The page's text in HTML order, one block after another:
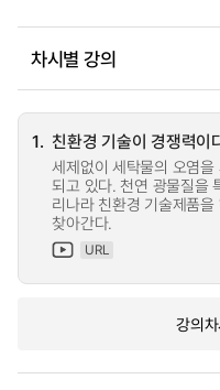
차시별 강의
1. 친환경 기술이 경쟁력이
세제없이 세탁물의 오염
되고 있다. 천연 광물질을
리나라 친환경 기술제품
찾아간다.
URL
강의